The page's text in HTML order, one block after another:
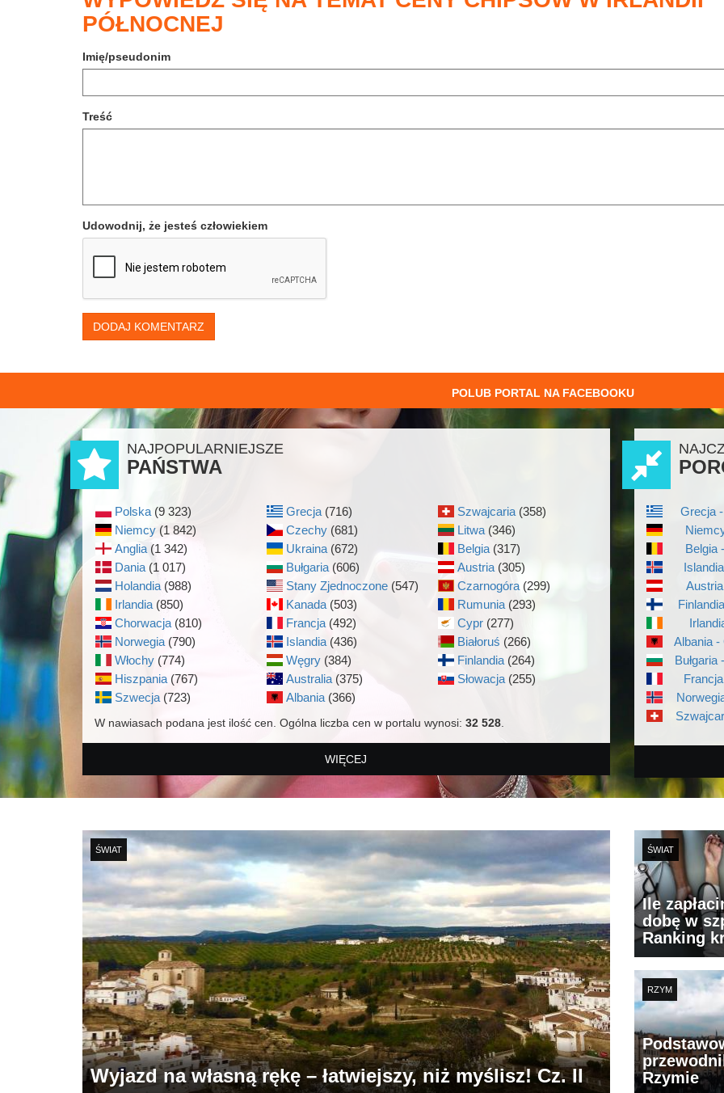
PÓŁNOCNEJ
Imię/pseudonim
Treść
Udowodnij, że jesteś człowiekiem
DODAJ KOMENTARZ
POLUB PORTAL NA FACEBOOKU
NAJPOPULARNIEJSZE
PAŃSTWA
Polska (9 323)
Niemcy (1 842)
Anglia (1 342)
Dania (1 017)
Holandia (988)
Irlandia (850)
Chorwacja (810)
Norwegia (790)
Włochy (774)
Hiszpania (767)
Szwecja (723)
Grecja (716)
Czechy (681)
Ukraina (672)
Bułgaria (606)
Stany Zjednoczone (547)
Kanada (503)
Francja (492)
Islandia (436)
Węgry (384)
Australia (375)
Albania (366)
Szwajcaria (358)
Litwa (346)
Belgia (317)
Austria (305)
Czarnogóra (299)
Rumunia (293)
Cypr (277)
Białoruś (266)
Finlandia (264)
Słowacja (255)
W nawiasach podana jest ilość cen. Ogólna liczba cen w portalu wynosi: 32 528
WIĘCEJ
Grecja
Belgia
Albania -
Bułgaria
ŚWIAT
Wyjazd na własną rękę – łatwiejszy, niż myślisz! Cz. II
ŚWIAT
Ile
dobę w
Ranking
RZYM
Rzymie